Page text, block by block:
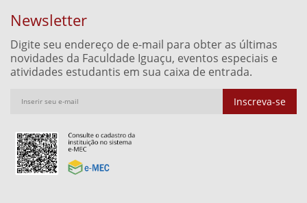
Newsletter
Digite seu endereço de e-mail para obter as últimas
novidades da Faculdade Iguaçu, eventos especiais e
atividades estudantis em sua caixa de entrada.
Inscreva-se